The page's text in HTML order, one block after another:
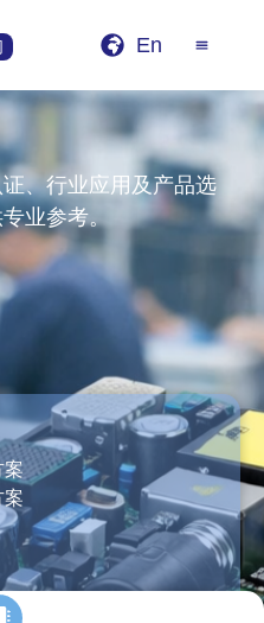
En
、行业应用及产品选
业参考。
案
案
FCC、IEC60601 等）